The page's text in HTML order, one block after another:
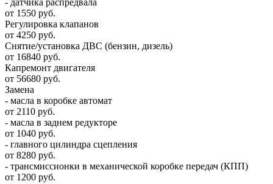
от 1550 руб.
Регулировка клапанов
от 4250 руб.
Снятие/установка ДВС (бензин, дизель)
от 16840 руб.
Капремонт двигателя
от 56680 руб.
Замена
- масла в коробке автомат
от 2110 руб.
- масла в заднем редукторе
от 1040 руб.
- главного цилиндра сцепления
от 8280 руб.
- трансмиссионки в механической коробке передач (КПП)
от 1200 руб.